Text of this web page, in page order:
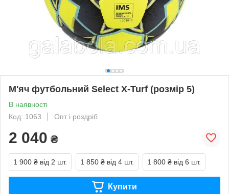
М'яч футбольний Select X-Turf (розмір 5)
В наявності
Код: 1063
Опт і роздріб
2 040 ₴
1 900 ₴ від 2 шт. 1 850 ₴ від 4 шт. 1 800 ₴ від 6 шт.
Купити